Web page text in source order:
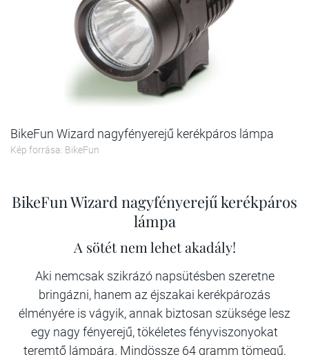
BikeFun Wizard nagyfényerejű kerékpáros lámpa
Kép forrása: BikeFun
BikeFun Wizard nagyfényerejű kerékpáros
lámpa
A sötét nem lehet akadály!
Aki nemcsak szikrázó napsütésben szeretne
bringázni, hanem az éjszakai kerékpározás
élményére is vágyik, annak biztosan szüksége lesz
egy nagy fényerejű, tökéletes fényviszonyokat
teremtő lámpára. Mindössze 64 gramm tömegű,